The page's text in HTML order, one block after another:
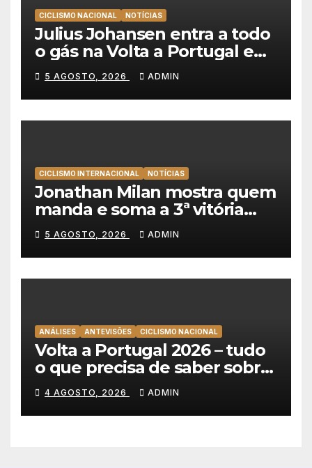
CICLISMO NACIONAL NOTÍCIAS
Julius Johansen entra a todo
o gás na Volta a Portugal e
lidera dobradinha da UAE
Team Emirates em Lisboa
5 AGOSTO, 2026 ADMIN
CICLISMO INTERNACIONAL NOTÍCIAS
Jonathan Milan mostra quem
manda e soma a 3ª vitória
consecutiva na Volta a
Polónia
5 AGOSTO, 2026 ADMIN
ANÁLISES ANTEVISÕES CICLISMO NACIONAL
Volta a Portugal 2026 – tudo
o que precisa de saber sobre
as equipas e o percurso
4 AGOSTO, 2026 ADMIN